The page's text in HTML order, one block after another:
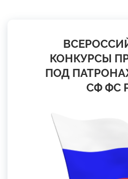
КОНКУРСЫ
ПОД
СФ ФС